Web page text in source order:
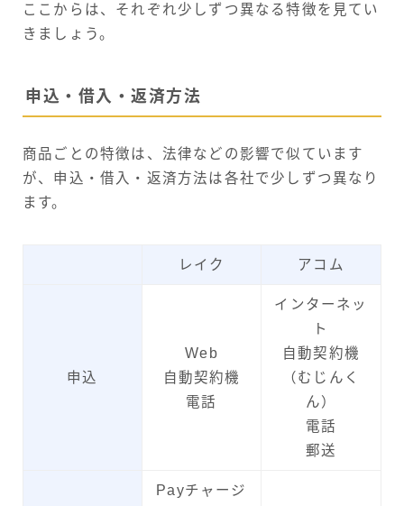
ここからは、それぞれ少しずつ異なる特徴を見てい
きましょう。
申込・借入・返済方法
商品ごとの特徴は、法律などの影響で似ています
が、申込・借入・返済方法は各社で少しずつ異なり
ます。
レイク アコム
申込
Web
自動契約機
電話
インターネッ
ト
自動契約機
（むじんく
ん）
電話
郵送
Payチャージ